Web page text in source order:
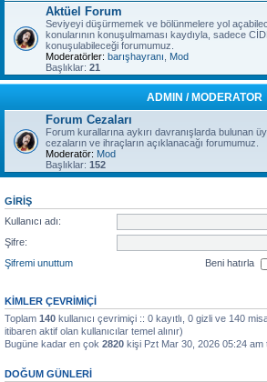
Aktüel Forum
Seviyeyi düşürmemek ve bölünmelere yol
konularının konuşulmaması kaydıyla, sadece
konuşulabileceği forumumuz.
Moderatörler: barışhayranı
Mod
Başlıklar: 21
ADMIN / MODERATOR
Forum Cezaları
Forum kurallarına aykırı davranışlarda bulunan
cezaların ve ihraçların açıklanacağı forumumuz.
Moderatör: Mod
Başlıklar: 152
GIRIŞ
Kullanıcı adı:
Şifre:
Şifremi unuttum
Beni hatırla
KIMLER ÇEVRIMIÇI
Toplam 140 kullanıcı çevrimiçi :: 0 kayıtlı, 0 gizli ve 140
itibaren aktif olan kullanıcılar temel alınır)
Bugüne kadar en çok 2820 kişi Pzt Mar 30, 2026 05:24 am
DOĞUM GÜNLERI